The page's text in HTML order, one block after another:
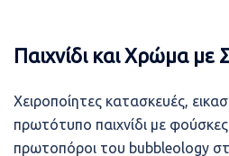
Παιχνίδι και Χρώμα
Χειροποίητες κατασκευές,
πρωτότυπο παιχνίδι με
πρωτοπόροι του bubbleology